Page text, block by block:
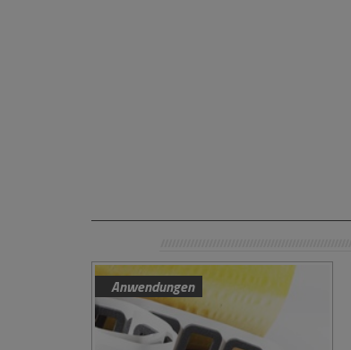
Anwendungen